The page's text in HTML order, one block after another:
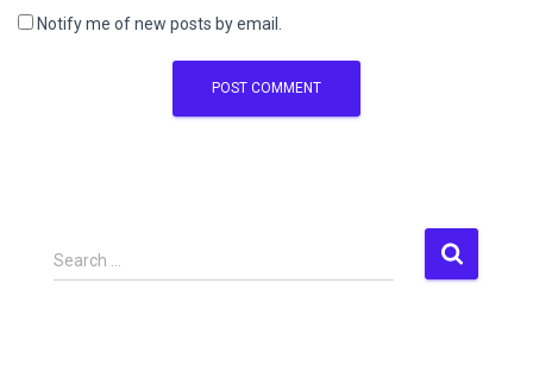
Notify me of new posts by email.
S
e
Search …